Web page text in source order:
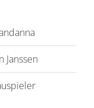
Janssen